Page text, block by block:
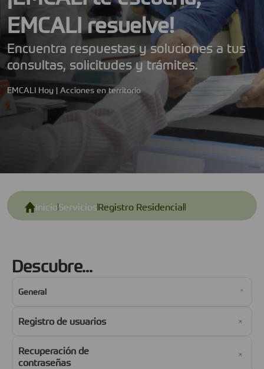
EMCALI resuelve!
Encuentra respuestas y soluciones a tus
consultas, solicitudes y trámites.
EMCALI Hoy | Acciones en territorio
InicioServiciosRegistro Residencial
Descubre...
General
Registro de usuarios
Recuperación de
contraseñas